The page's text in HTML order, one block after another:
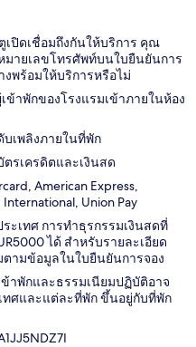
ปิดเชื่อมถึงกันให้บริการ คุณ
มายเลขโทรศัพท์บนใบยืนยันการ
งพร้อมให้บริการหรือไม่
าพักของโรงแรมเข้าภายในห้อง
บเพลิงภายในที่พัก
รเครดิตและเงินสด
American Express,
International, Union Pay
ะเทศ การทำธุรกรรมเงินสดที่
ได้ สำหรับรายละเอียด
ตามข้อมูลในใบยืนยันการจอง
าพักและธรรมเนียมปฏิบัติอาจ
ทศและแต่ละที่พัก ขึ้นอยู่กับที่พัก